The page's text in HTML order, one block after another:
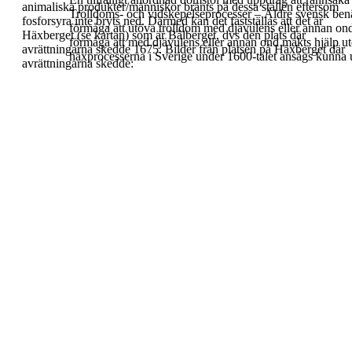
Trolldoms- och vidskepelseprocesser– Äldre svensk
förmåga att utöva trolldom med djävulens eller annan
förmåga att med djävulens eller annan ond makts hjälp
häxprocesserna i Sverige under 1600-talet ansågs
animaliska produkter/människor bränts på dessaställen eftersom
fosforsyra inte bryts ned. Därmed kan det fastställas att det är
Häxberget (sekartan) som är Bålberget, dvs den plats där
avrättningarna skedde 1675. Bilder från platsen på Häxberget där
avrättningarna skedde: